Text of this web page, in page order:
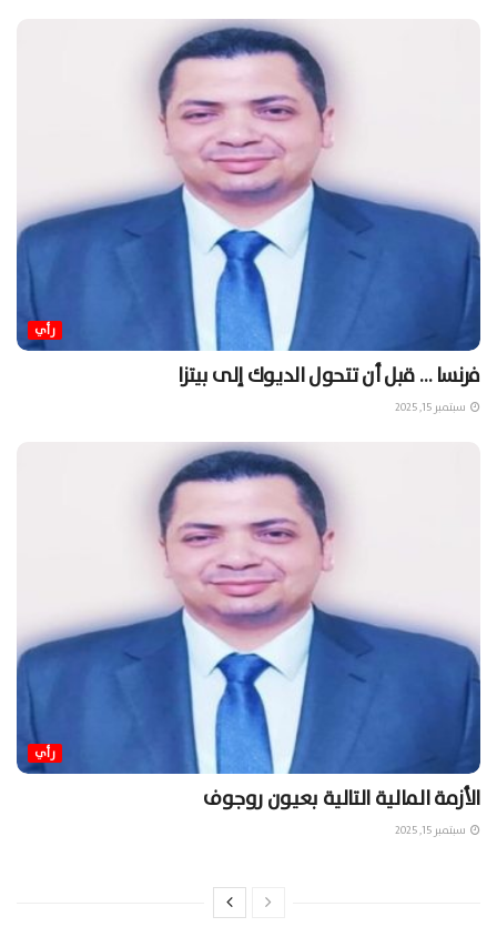
رأي
فرنسا … قبل أن تتحول الديوك إلى بيتزا
سبتمبر 15, 2025
رأي
الأزمة المالية التالية بعيون روجوف
سبتمبر 15, 2025